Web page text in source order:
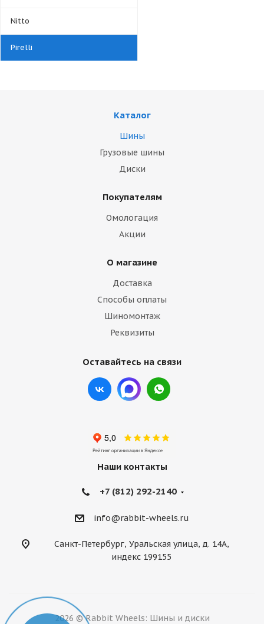
Nitto
Pirelli
Каталог
Шины
Грузовые шины
Диски
Покупателям
Омологация
Акции
О магазине
Доставка
Способы оплаты
Шиномонтаж
Реквизиты
Оставайтесь на связи
Наши контакты
+7 (812) 292-2140
info@rabbit-wheels.ru
Санкт-Петербург, Уральская улица, д. 14А,
индекс 199155
2026 © Rabbit Wheels: Шины и диски